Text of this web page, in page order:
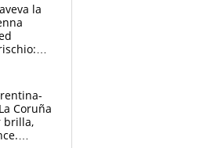
la
Coruña
brilla,